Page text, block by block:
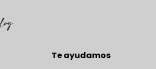
Te ayudamos